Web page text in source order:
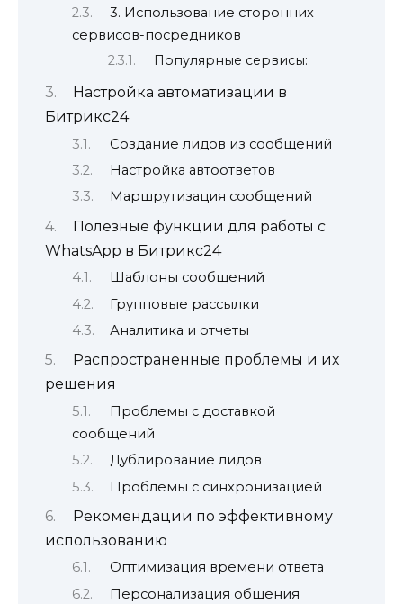
3. Использование сторонних
сервисов-посредников
Популярные сервисы:
Настройка автоматизации в
Битрикс24
Создание лидов из сообщений
Настройка автоответов
Маршрутизация сообщений
Полезные функции для работы с
WhatsApp в Битрикс24
Шаблоны сообщений
Групповые рассылки
Аналитика и отчеты
Распространенные проблемы и их
решения
Проблемы с доставкой
сообщений
Дублирование лидов
Проблемы с синхронизацией
Рекомендации по эффективному
использованию
Оптимизация времени ответа
Персонализация общения